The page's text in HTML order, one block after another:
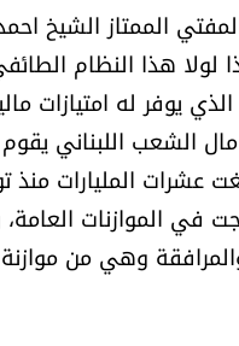
الممتاز الشيخ
لولا هذا النظام
الذي يوفر له امتيازات
الشعب اللبناني
عشرات المليارات منذ
في الموازنات
وهي من